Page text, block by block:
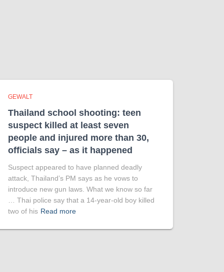
GEWALT
Thailand school shooting: teen
suspect killed at least seven
people and injured more than 30,
officials say – as it happened
Suspect appeared to have planned deadly
attack, Thailand’s PM says as he vows to
introduce new gun laws. What we know so far
… Thai police say that a 14-year-old boy killed
two of his Read more